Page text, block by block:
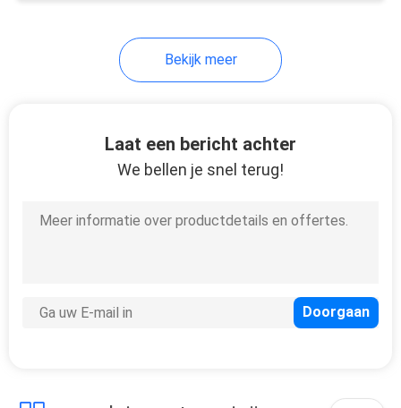
De Buis van de
staalcondensator
het Muurstaal
Bekijk meer
Laat een bericht achter
We bellen je snel terug!